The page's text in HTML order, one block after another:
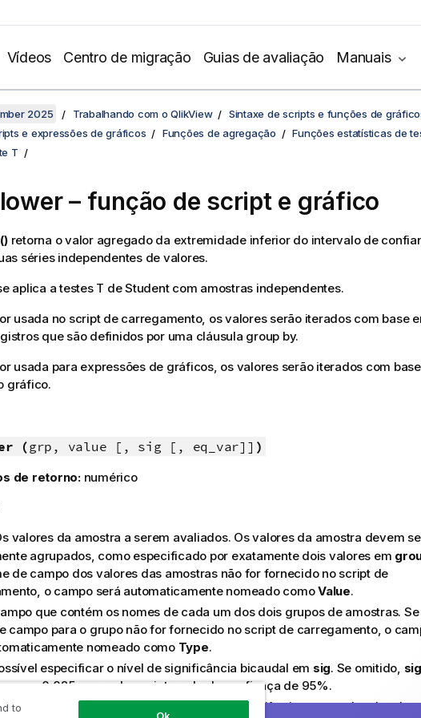
Vídeos Centro de migração Guias de avaliação Manuais
2025 Trabalhando com o QlikView
Sintaxe de scripts e funções de
e expressões de gráficos
Funções de agregação
Funções estatísticas de
T
– função de script e gráfico
retorna o valor agregado da extremidade inferior do intervalo de
séries independentes de valores.
aplica a testes T de Student com amostras independentes.
usada no script de carregamento, os valores serão iterados com base
que são definidos por uma cláusula group by.
usada para expressões de gráficos, os valores serão iterados com
gráfico.
(grp, value [, sig [, eq_var]] )
de retorno: numérico
valores da amostra a serem avaliados. Os valores da amostra devem
agrupados, como especificado por exatamente dois valores em
de campo dos valores das amostras não for fornecido no script de
o campo será automaticamente nomeado comoValue.
que contém os nomes de cada um dos dois grupos de amostras.
campo para o grupo não for fornecido no script de carregamento, o
nomeado como Type.
especificar o nível de significância bicaudal em sig. Se omitido, sig
como 0,025, gerando um intervalo de confiança de 95%.
eq_var for especificado como
(0), variâncias separadas das
to